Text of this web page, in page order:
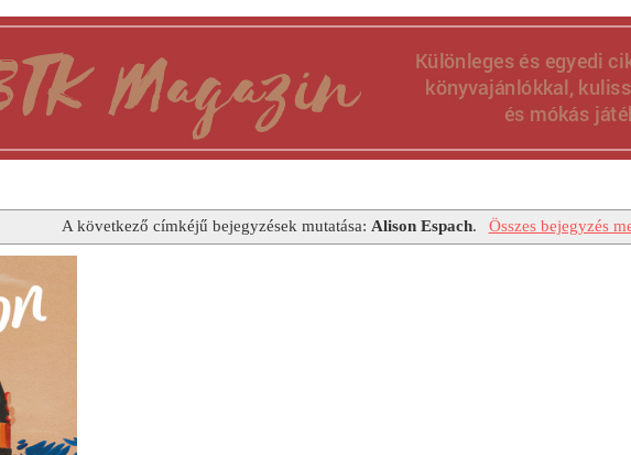
A következő címkéjű bejegyzések mutatása: Alison Espach. Összes bejegyzés